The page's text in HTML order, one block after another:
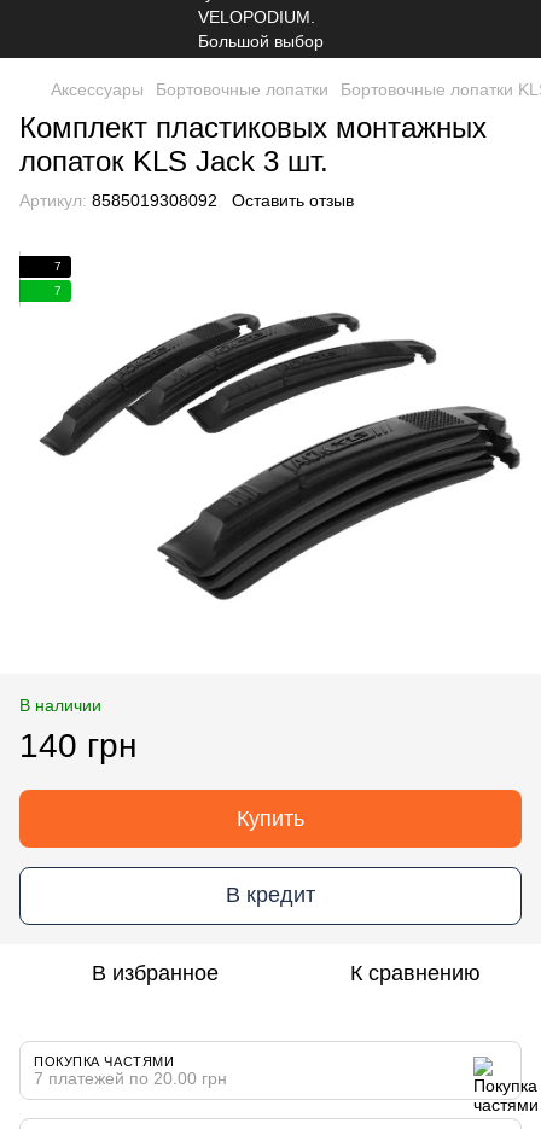
Аксессуары Бортовочные лопатки Бортовочные лопатки
Комплект пластиковых монтажных
лопаток KLS Jack 3 шт.
Артикул: 8585019308092 Оставить отзыв
7
7
В наличии
140 грн
Купить
В кредит
В избранное К сравнению
ПОКУПКА ЧАСТЯМИ
7 платежей по 20.00 грн